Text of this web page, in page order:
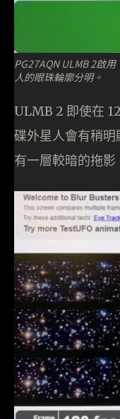
PG27AQN ULMB 2啟
人的眼珠輪廓分明。
ULMB 2 即使在
碟外星人會有稍
有一層較暗的拖影